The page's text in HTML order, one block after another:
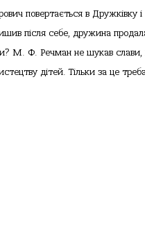
повертається в Дружківку
після себе, дружина
М. Ф. Речман не шукав слави,
дітей. Тільки за це